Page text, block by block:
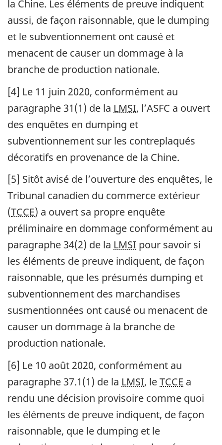
la Chine. Les éléments de preuve indiquent
aussi, de façon raisonnable, que le dumping
et le subventionnement ont causé et
menacent de causer un dommage à la
branche de production nationale.
[4] Le 11 juin 2020, conformément au
paragraphe 31(1) de la LMSI, l’ASFC a ouvert
des enquêtes en dumping et
subventionnement sur les contreplaqués
décoratifs en provenance de la Chine.
[5] Sitôt avisé de l’ouverture des enquêtes, le
Tribunal canadien du commerce extérieur
(TCCE) a ouvert sa propre enquête
préliminaire en dommage conformément au
paragraphe 34(2) de la LMSI pour savoir si
les éléments de preuve indiquent, de façon
raisonnable, que les présumés dumping et
subventionnement des marchandises
susmentionnées ont causé ou menacent de
causer un dommage à la branche de
production nationale.
[6] Le 10 août 2020, conformément au
paragraphe 37.1(1) de la LMSI, leTCCE a
rendu une décision provisoire comme quoi
les éléments de preuve indiquent, de façon
raisonnable, que le dumping et le